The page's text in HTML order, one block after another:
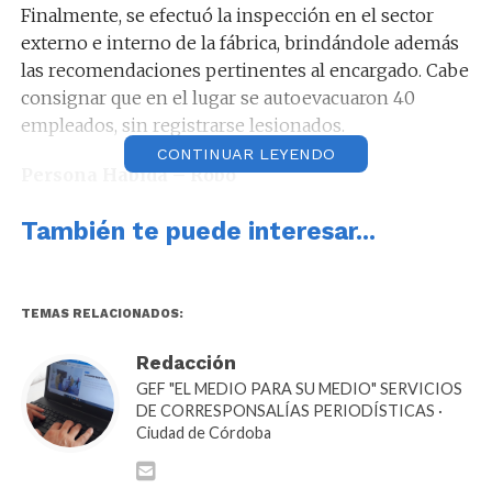
Finalmente, se efectuó la inspección en el sector
externo e interno de la fábrica, brindándole además
las recomendaciones pertinentes al encargado. Cabe
consignar que en el lugar se autoevacuaron 40
empleados, sin registrarse lesionados.
Persona Habida – Robo
En las últimas horas, personal policial se constituyó
en un camino rural de Villa Del Totoral, donde se
se encontraba desaparecido desde el pasado día
circunstancias que se conducía en su automóvil
marca Toyota Corolla por Variante Juárez Celman
hacia la ciudad de Jesús María, fue interceptado por
sujetos quienes mediante amenazas, les sustrajeron
dinero y dos teléfonos celulares. Se investiga le
CONTINUAR LEYENDO
También te puede interesar...
TEMAS RELACIONADOS:
Redacción
GEF "EL MEDIO PARA SU MEDIO" SERVICIOS
DE CORRESPONSALÍAS PERIODÍSTICAS ·
Ciudad de Córdoba